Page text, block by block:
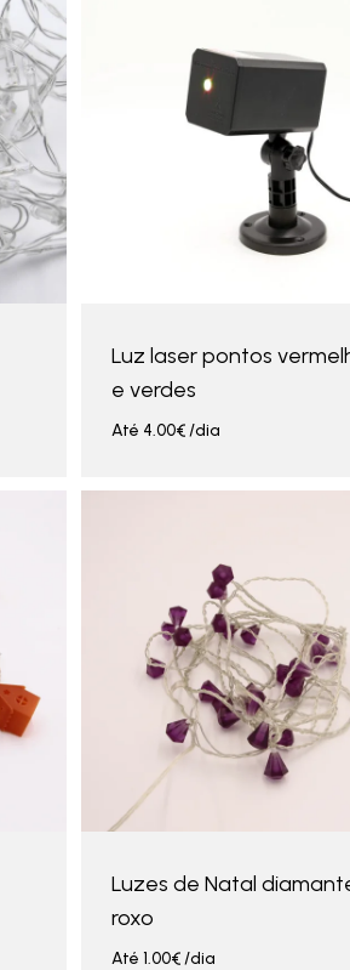
Luz laser pontos
e verdes
Até 4.00€/dia
Luzes de Natal
roxo
Até 1.00€/dia